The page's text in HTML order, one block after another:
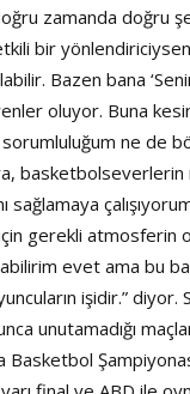
zamanda doğru
bir
Bazen bana
oluyor. Buna
ne de
basketbolseverlerin
sağlamaya
gerekli atmosferin
evet ama bu
işidir.”
unutamadığı
Basketbol